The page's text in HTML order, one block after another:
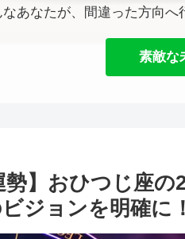
なあなたが、間違った方向へ
素敵な
勢】おひつじ座
ジョンを明確に！